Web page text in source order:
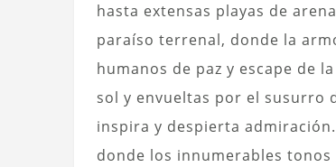
hasta extensas playas de
paraíso terrenal, donde la
humanos de paz y escape de
sol y envueltas por el susurro
inspira y despierta
donde los innumerables tonos